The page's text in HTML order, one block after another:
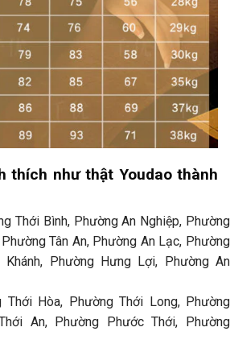
thích như thật Youdao thành
Thới Bình, Phường An Nghiệp, Phường
Tân An, Phường An Lạc, Phường
Khánh, Phường Hưng Lợi, Phường An
Thới Hòa, Phường Thới Long, Phường
An, Phường Phước Thới, Phường